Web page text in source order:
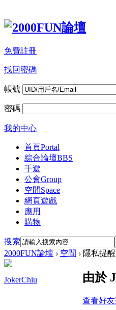
免費註冊
找回密碼
帳號
密碼
我的中心
首頁Portal
綜合論壇BBS
手遊
公會Group
空間Space
網頁遊戲
應用
購物
搜索
2000FUN論壇 › 空間 › 隱私提醒
JokerChiu 由於
查看好